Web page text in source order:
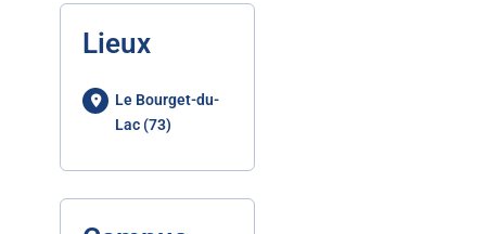
Lieux
Le Bourget-du-
Lac (73)